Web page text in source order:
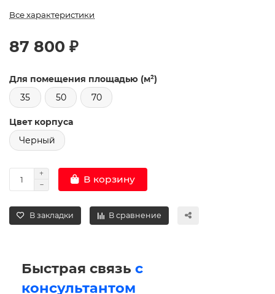
Все характеристики
87 800 ₽
Для помещения площадью (м²)
35
50 70
Цвет корпуса
Черный
В корзину
В закладки В сравнение
Быстрая связь с
консультантом